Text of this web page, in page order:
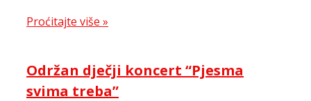
Proćitajte više »
Održan dječji koncert “Pjesma
svima treba”